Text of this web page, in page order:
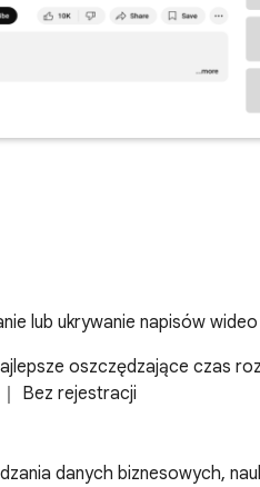
lub ukrywanie napisów
oszczędzające czas
Bez rejestracji
danych biznesowych,